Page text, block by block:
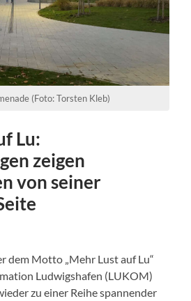
(Foto: Torsten Kleb)
Lu:
zeigen
von seiner
dem Motto „Mehr Lust auf Lu“
Ludwigshafen (LUKOM)
zu einer Reihe spannender